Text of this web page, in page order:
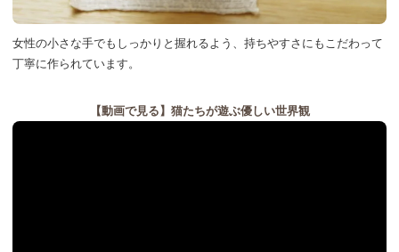
女性の小さな手でも しっかりと握れるよう、 持ちやすさにもこだわって
丁寧に作られています。
【動画で見る】 猫たちが遊ぶ優しい世界観